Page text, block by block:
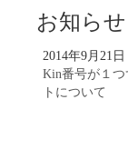
お知らせ
2014年9月21日
Kin番号が１
トについて